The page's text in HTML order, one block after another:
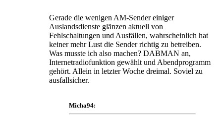
Gerade die wenigen AM-Sender einiger
Auslandsdienste glänzen aktuell von
Fehlschaltungen und Ausfällen, wahrscheinlich hat
keiner mehr Lust die Sender richtig zu betreiben.
Was musste ich also machen? DABMAN an,
Internetradiofunktion gewählt und Abendprogramm
gehört. Allein in letzter Woche dreimal. Soviel zu
ausfallsicher.
Micha94: